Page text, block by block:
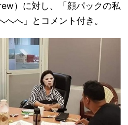
）に対し、「顔パックの私
へ」とコメント付き。